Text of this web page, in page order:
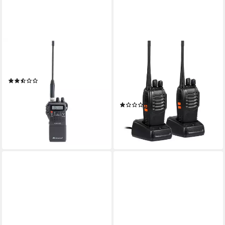
UVP
mtl. in 12 Raten
lieferbar - in 2-3 Werktagen bei dir
Walkie Talkies, Extrem lange
Standby-Zeit Intelligente
Geräuschunterdrückung
(1)
33,99 € UVP60,00 €
-43%
lieferbar - in 3-4 Werktagen bei dir